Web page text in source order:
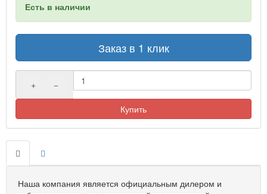
Есть в наличии
Заказ в 1 клик
+ −
Купить
Наша компания является официальным дилером и